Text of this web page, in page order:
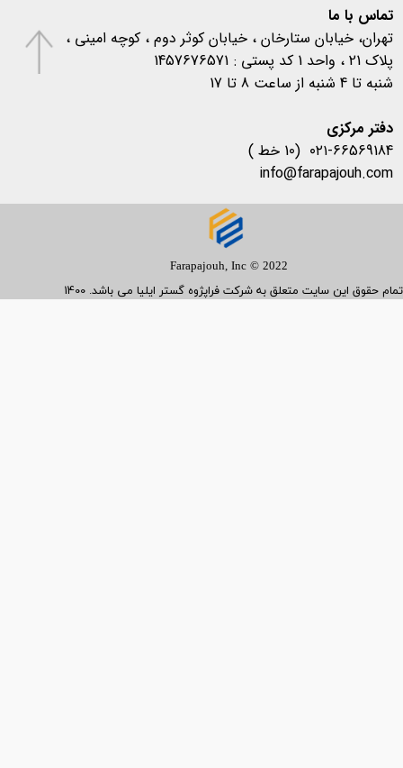
تماس با ما
تهران، خیابان ستارخان ، خیابان کوثر دوم ، کوچه امینی ،
پلاک 21 ، واحد 1 کد پستی : 1457676571
شنبه تا 4 شنبه از ساعت 8 تا 17
​​​​​​​دفتر مرکزی
۰۲۱-66569184 (10 خط )
info@farapajouh.com
Farapajouh, Inc © 2022